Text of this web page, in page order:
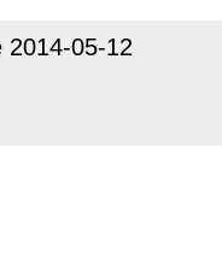
2014-05-12